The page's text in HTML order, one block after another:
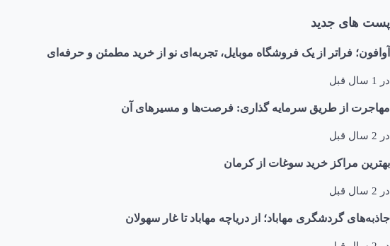
پست های جدید
آوافون؛ فراتر از یک فروشگاه موبایل، تجربه‌ای نو از خرید مطمئن و حرفه‌ای
در 1 سال قبل
مهاجرت از طریق سرمایه گذاری: فرصت‌ها و مسیرهای آن
در 2 سال قبل
بهترین مراکز خرید سوغات از کرمان
در 2 سال قبل
جاذبه‌های گردشگری مهاباد؛ از دریاچه مهاباد تا غار سهولان